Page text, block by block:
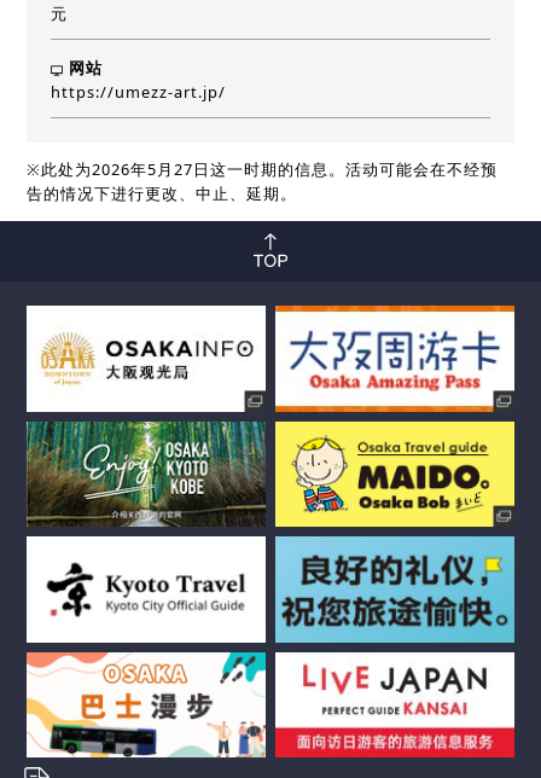
元
网站
https://umezz-art.jp/
※此处为2026年5月27日这一时期的信息。活动可能会在不经预
告的情况下进行更改、中止、延期。